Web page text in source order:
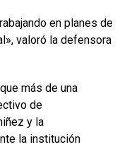
en planes de
valoró la defensora
más de una
de
y la
la institución